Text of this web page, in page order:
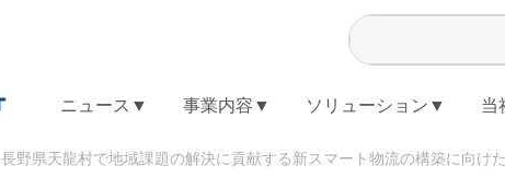
ニュース▼ 事業内容▼ ソリューション▼ 当
長野県天龍村で地域課題の解決に貢献する新スマート物流の構築に向